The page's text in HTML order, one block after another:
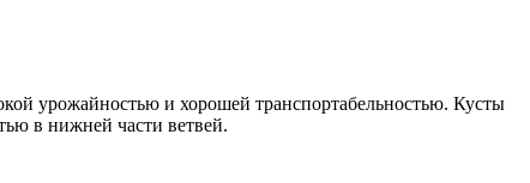
урожайностью и хорошей транспортабельностью. Кусты
в нижней части ветвей.